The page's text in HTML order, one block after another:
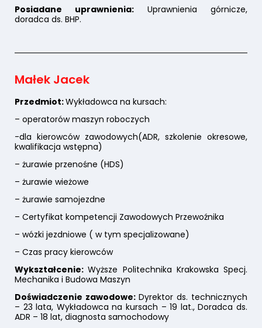
Posiadane uprawnienia: Uprawnienia górnicze,
doradca ds. BHP.
Małek Jacek
Przedmiot:Wykładowca na kursach:
– operatorów maszyn roboczych
-dla kierowców zawodowych(ADR, szkolenie okresowe,
kwalifikacja wstępna)
– żurawie przenośne (HDS)
– żurawie wieżowe
– żurawie samojezdne
– Certyfikat kompetencji Zawodowych Przewoźnika
– wózki jezdniowe ( w tym specjalizowane)
– Czas pracy kierowców
Wykształcenie:Wyższe Politechnika Krakowska Specj.
Mechanika i Budowa Maszyn
Doświadczenie zawodowe: Dyrektor ds. technicznych
– 23 lata, Wykładowca na kursach – 19 lat., Doradca ds.
ADR – 18 lat, diagnosta samochodowy